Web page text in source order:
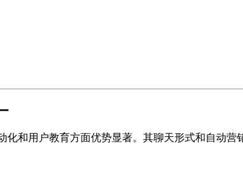
和用户教育方面优势显著。其聊天形式和自动营